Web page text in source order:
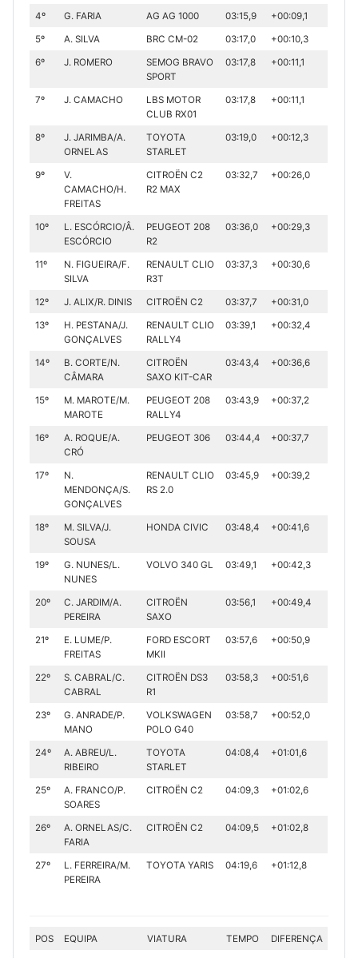
4º G. FARIA AG AG 1000 03:15,9 +00:09,1
5º A. SILVA BRC CM-02 03:17,0 +00:10,3
6º J. ROMERO
SEMOG BRAVO
SPORT
03:17,8 +00:11,1
7º J. CAMACHO
LBS MOTOR
CLUB RX01
03:17,8 +00:11,1
8º
J. JARIMBA/A.
ORNELAS
TOYOTA
STARLET
03:19,0 +00:12,3
9º
V.
CAMACHO/H.
FREITAS
CITROËN C2
R2 MAX
03:32,7 +00:26,0
10º
L. ESCÓRCIO/Â.
ESCÓRCIO
PEUGEOT 208
R2
03:36,0 +00:29,3
11º
N. FIGUEIRA/F.
SILVA
RENAULT CLIO
R3T
03:37,3 +00:30,6
12º J. ALIX/R. DINIS CITROËN C2 03:37,7 +00:31,0
13º
H. PESTANA/J.
GONÇALVES
RENAULT CLIO
RALLY4
03:39,1 +00:32,4
14º
B. CORTE/N.
CÂMARA
CITROËN
SAXO KIT-CAR
03:43,4 +00:36,6
15º
M. MAROTE/M.
MAROTE
PEUGEOT 208
RALLY4
03:43,9 +00:37,2
16º
A. ROQUE/A.
CRÓ
PEUGEOT 306 03:44,4 +00:37,7
17º
N.
MENDONÇA/S.
GONÇALVES
RENAULT CLIO
RS 2.0
03:45,9 +00:39,2
18º
M. SILVA/J.
SOUSA
HONDA CIVIC 03:48,4 +00:41,6
19º
G. NUNES/L.
NUNES
VOLVO 340 GL 03:49,1 +00:42,3
20º
C. JARDIM/A.
PEREIRA
CITROËN
SAXO
03:56,1 +00:49,4
21º
E. LUME/P.
FREITAS
FORD ESCORT
MKII
03:57,6 +00:50,9
22º
S. CABRAL/C.
CABRAL
CITROËN DS3
R1
03:58,3 +00:51,6
23º
G. ANRADE/P.
MANO
VOLKSWAGEN
POLO G40
03:58,7 +00:52,0
24º
A. ABREU/L.
RIBEIRO
TOYOTA
STARLET
04:08,4 +01:01,6
25º
A. FRANCO/P.
SOARES
CITROËN C2 04:09,3 +01:02,6
26º
A. ORNELAS/C.
FARIA
CITROËN C2 04:09,5 +01:02,8
27º
L. FERREIRA/M.
PEREIRA
TOYOTA YARIS 04:19,6 +01:12,8
POS EQUIPA VIATURA TEMPO DIFERENÇA